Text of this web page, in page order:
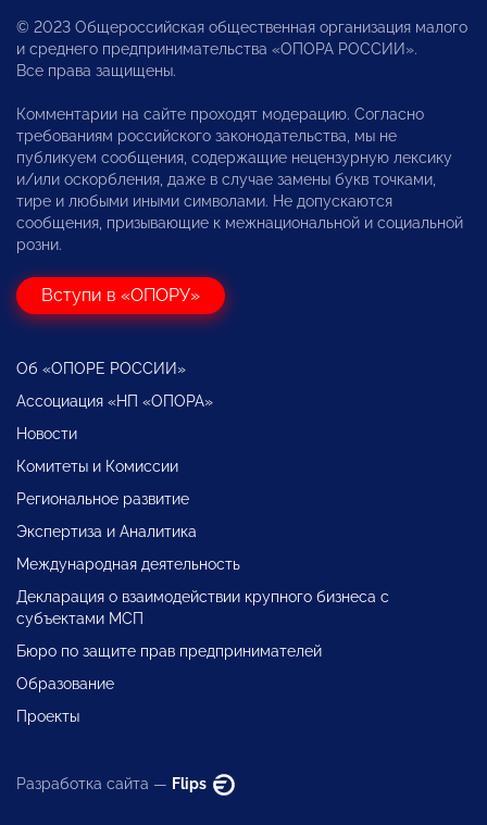
© 2023 Общероссийская общественная организация малого
и среднего предпринимательства «ОПОРА РОССИИ».
Все права защищены.
Комментарии на сайте проходят модерацию. Согласно
требованиям российского законодательства, мы не
публикуем сообщения, содержащие нецензурную лексику
и/или оскорбления, даже в случае замены букв точками,
тире и любыми иными символами. Не допускаются
сообщения, призывающие к межнациональной и социальной
розни.
Вступи в «ОПОРУ»
Об «ОПОРЕ РОССИИ»
Ассоциация «НП «ОПОРА»
Новости
Комитеты и Комиссии
Региональное развитие
Экспертиза и Аналитика
Международная деятельность
Декларация о взаимодействии крупного бизнеса с
субъектами МСП
Бюро по защите прав предпринимателей
Образование
Проекты
Разработка сайта — Flips